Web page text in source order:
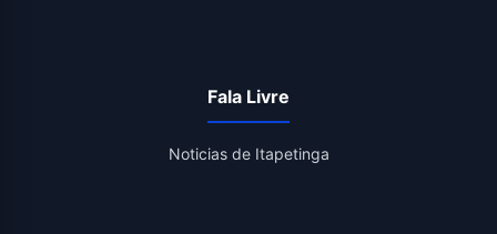
Fala Livre
Noticias de Itapetinga